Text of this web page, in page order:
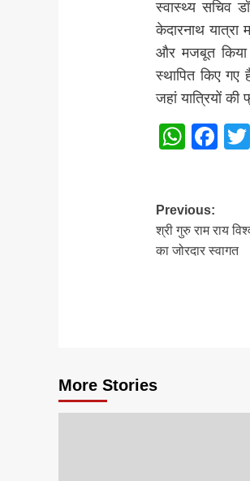
स्वास्थ्य सचिव
केदारनाथ यात्रा
और मजबूत किया
स्थापित किए गए
जहां यात्रियों की
Post
Previous:
श्री गुरु राम राय
का जोरदार स्वागत
More Stories